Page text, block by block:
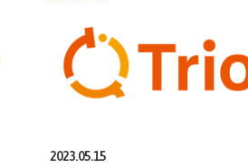
2023.05.15